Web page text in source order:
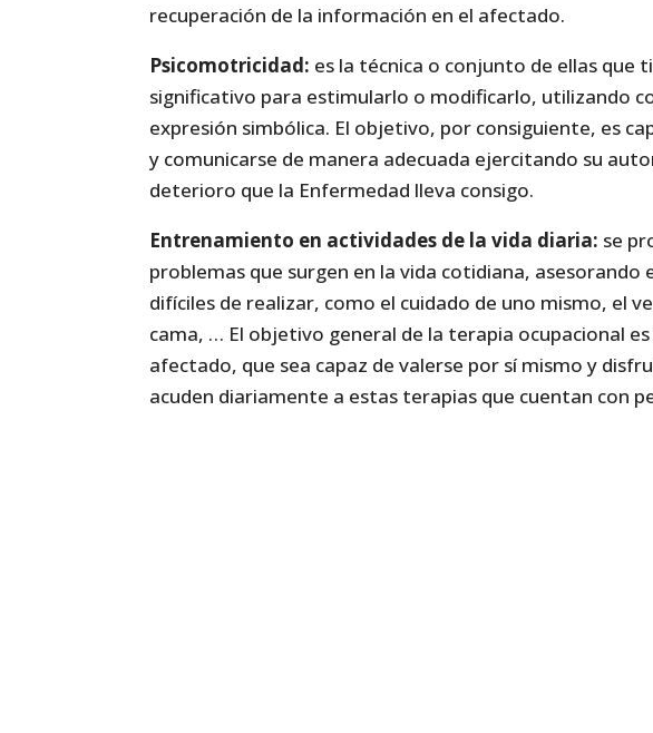
recuperación de la información en el afectado.
Psicomotricidad: es la técnica o conjunto de ellas que
significativo para estimularlo o modificarlo, utilizando
expresión simbólica. El objetivo, por consiguiente, es
y comunicarse de manera adecuada ejercitando su
deterioro que la Enfermedad lleva consigo.
Entrenamiento en actividades de la vida diaria: se
problemas que surgen en la vida cotidiana, asesorando
difíciles de realizar, como el cuidado de uno mismo, el
cama, … El objetivo general de la terapia ocupacional
afectado, que sea capaz de valerse por sí mismo y
acuden diariamente a estas terapias que cuentan con